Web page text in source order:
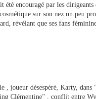
encouragé par les dirigeants
sur son nez un peu
révélant que ses fans
, joueur désespéré, Karty, dans
Clémentine" , conflit entre